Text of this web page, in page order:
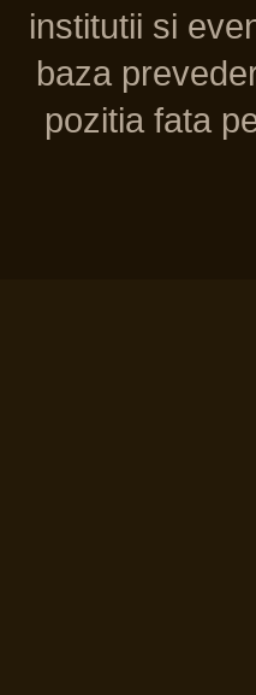
institutii si
baza
pozitia fata